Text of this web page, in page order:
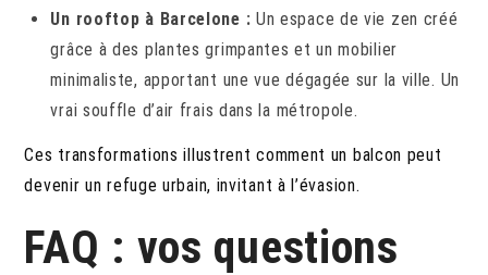
Un rooftop à Barcelone : Un espace de vie zen créé
grâce à des plantes grimpantes et un mobilier
minimaliste, apportant une vue dégagée sur la ville. Un
vrai souffle d’air frais dans la métropole.
Ces transformations illustrent comment un balcon peut
devenir un refuge urbain, invitant à l’évasion.
FAQ : vos questions